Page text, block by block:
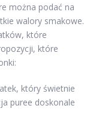
można podać na
walory smakowe.
które
które
który świetnie
puree doskonale